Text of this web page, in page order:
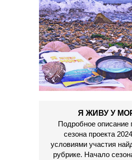
Я ЖИВУ У
Подробное описание
сезона проекта
условиями участия
рубрике. Начало